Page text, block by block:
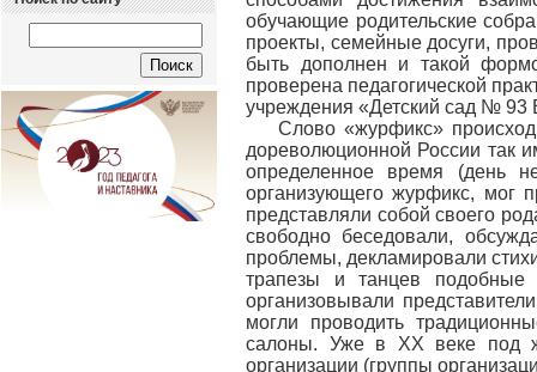
обучающие родительские
проекты, семейные досуги,
быть дополнен и такой
проверена педагогической
учреждения «Детский сад № 93
Слово «журфикс»
дореволюционной России так
определенное время (день
организующего журфикс, мог
представляли собой своего
свободно беседовали,
проблемы, декламировали
трапезы и танцев подобные
организовывали
могли проводить
салоны. Уже в XX веке под
организации (группы